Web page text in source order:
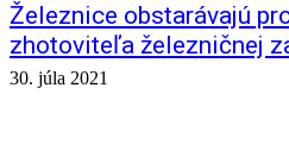
Železnice obstarávajú
zhotoviteľa železničnej
30. júla 2021